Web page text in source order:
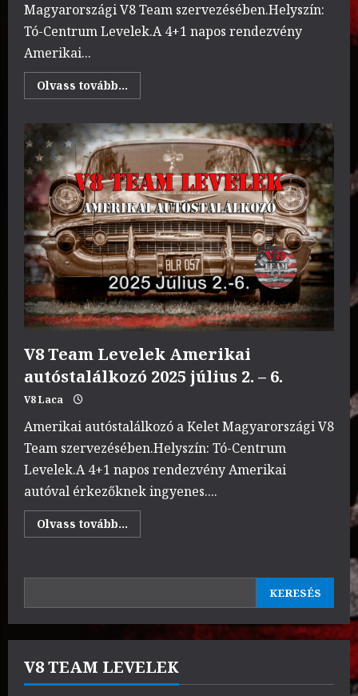
Magyarországi V8 Team szervezésében.Helyszín:
Tó-Centrum Levelek.A 4+1 napos rendezvény
Amerikai...
Olvass tovább...
more
V8
Team
Levelek
Amerikai
autóstalálkozó
2025
augusztus
20.
–
24.
V8 Team Levelek Amerikai
autóstalálkozó 2025 július 2. – 6.
V8 Laca
Amerikai autóstalálkozó a Kelet Magyarországi V8
Team szervezésében.Helyszín: Tó-Centrum
Levelek.A 4+1 napos rendezvény Amerikai
autóval érkezőknek ingyenes....
Olvass tovább...
more
Levelek
2025
július
KERESÉS
V8 TEAM LEVELEK